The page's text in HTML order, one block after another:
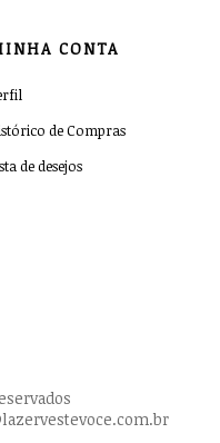
CONTA
de Compras
de desejos